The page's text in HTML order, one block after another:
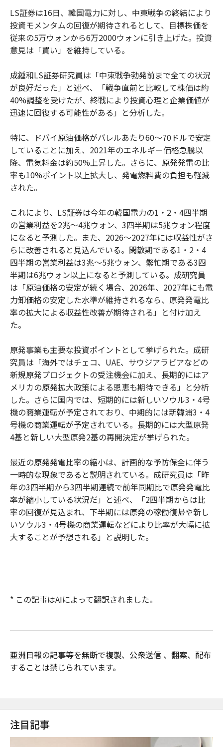
LS証券は16日、韓国電力に対し、中東戦争の終結により
投資モメンタムの回復が期待されるとして、目標株価を
従来の5万ウォンから6万2000ウォンに引き上げた。投資
意見は「買い」を維持している。
成鍾和LS証券研究員は「中東戦争勃発前まで全ての状況
が良好だった」と述べ、「戦争直前と比較して株価は約
40%調整を受けたが、終戦により投資心理と企業価値が
迅速に回復する可能性がある」と分析した。
特に、ドバイ原油価格がバレルあたり60〜70ドルで安定
していることに加え、2021年のエネルギー価格急騰以
降、電気料金は約50%上昇した。さらに、原発発電の比
率も10%ポイント以上拡大し、発電燃料費の負担も軽減
された。
これにより、LS証券は今年の韓国電力の1・2・4四半期
の営業利益を2兆〜4兆ウォン、3四半期は5兆ウォン程度
になると予測した。また、2026〜2027年には収益性がさ
らに改善されると見込んでいる。閑散期である1・2・4
四半期の営業利益は3兆〜5兆ウォン、繁忙期である3四
半期は6兆ウォン以上になると予測している。成研究員
は「原油価格の安定が続く場合、2026年、2027年にも電
力卸価格の安定した水準が維持されるなら、原発発電比
率の拡大による収益性改善が期待される」と付け加え
た。
原発事業も主要な投資ポイントとして挙げられた。成研
究員は「海外ではチェコ、UAE、サウジアラビアなどの
新規原発プロジェクトの受注機会に加え、長期的にはア
メリカの原発拡大政策による恩恵も期待できる」と分析
した。さらに国内では、短期的には新しいソウル3・4号
機の商業運転が予定されており、中期的には新韓浦3・4
号機の商業運転が予定されている。長期的には大型原発
4基と新しい大型原発2基の再開決定が挙げられた。
最近の原発発電比率の縮小は、計画的な予防保全に伴う
一時的な現象であると説明されている。成研究員は「昨
年の3四半期から3四半期連続で前年同期比で原発発電比
率が縮小している状況だ」と述べ、「2四半期からは比
率の回復が見込まれ、下半期には原発の稼働復帰や新し
いソウル3・4号機の商業運転などにより比率が大幅に拡
大することが予想される」と説明した。
* この記事はAIによって翻訳されました。
亜洲日報の記事等を無断で複製、公衆送信 、翻案、配布
することは禁じられています。
注目記事